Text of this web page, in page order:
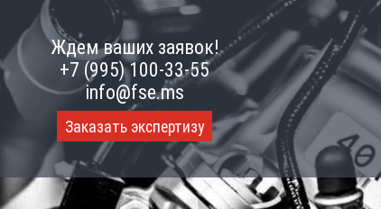
Ждем ваших заявок!
+7 (995) 100-33-55
info@fse.ms
Заказать экспертизу